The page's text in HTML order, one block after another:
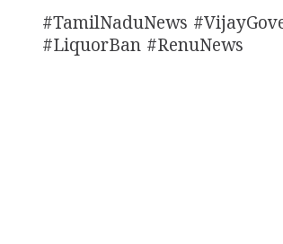
#TamilNaduNews
#LiquorBan #RenuNews